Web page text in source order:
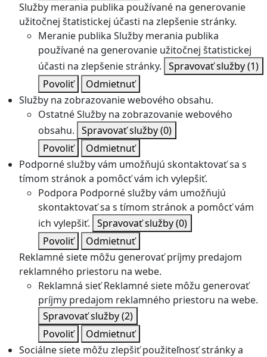
Služby merania publika používané na generovanie
užitočnej štatistickej účasti na zlepšenie stránky.
Meranie publika Služby merania publika
používané na generovanie užitočnej štatistickej
účasti na zlepšenie stránky. Spravovať služby(1)
Povoliť
Odmietnuť
Služby na zobrazovanie webového obsahu.
OstatnéSlužby na zobrazovanie webového
obsahu. Spravovať služby(0)
Povoliť
Odmietnuť
Podporné služby vám umožňujú skontaktovať sa s
tímom stránok a pomôcť vám ich vylepšiť.
Podpora Podporné služby vám umožňujú
skontaktovať sa s tímom stránok a pomôcť vám
ich vylepšiť. Spravovať služby(0)
Povoliť
Odmietnuť
Reklamné siete môžu generovať príjmy predajom
reklamného priestoru na webe.
Reklamná sieť Reklamné siete môžu generovať
príjmy predajom reklamného priestoru na webe.
Spravovať služby(2)
Povoliť
Odmietnuť
Sociálne siete môžu zlepšiť použiteľnosť stránky a